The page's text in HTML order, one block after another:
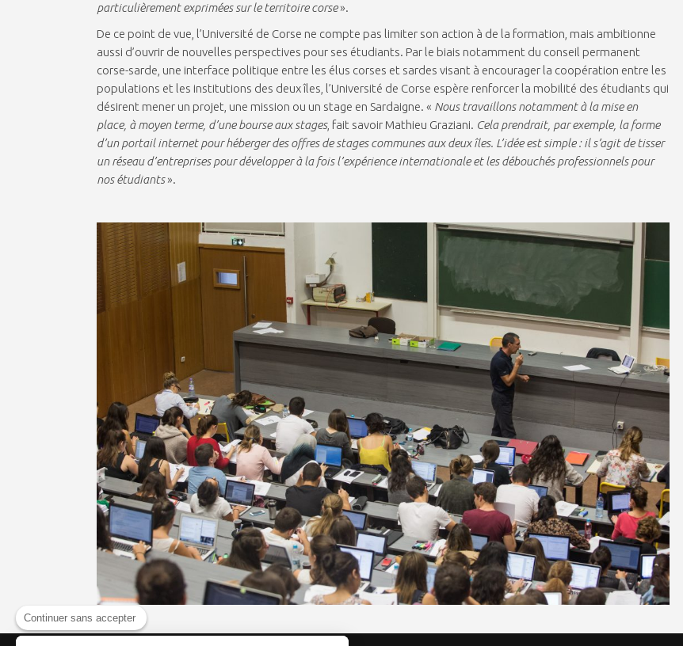
Continuer sans accepter
particulièrement exprimées sur le territoire corse».
De ce point de vue, l’Université de Corse ne compte pas limiter son action à de la formation, mais ambitionne
aussi d’ouvrir de nouvelles perspectives pour ses étudiants. Par le biais notamment du conseil permanent
corse-sarde, une interface politique entre les élus corses et sardes visant à encourager la coopération entre les
populations et les institutions des deux îles, l’Université de Corse espère renforcer la mobilité des étudiants qui
désirent mener un projet, une mission ou un stage en Sardaigne. « Nous travaillons notamment à la mise en
place, à moyen terme, d’une bourse aux stages, fait savoir Mathieu Graziani. Cela prendrait, par exemple, la forme
d’un portail internet pour héberger des offres de stages communes aux deux îles. L’idée est simple : il s’agit de tisser
un réseau d’entreprises pour développer à la fois l’expérience internationale et les débouchés professionnels pour
nos étudiants».